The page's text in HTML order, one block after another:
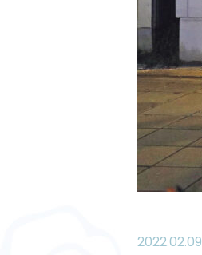
2022.02.09